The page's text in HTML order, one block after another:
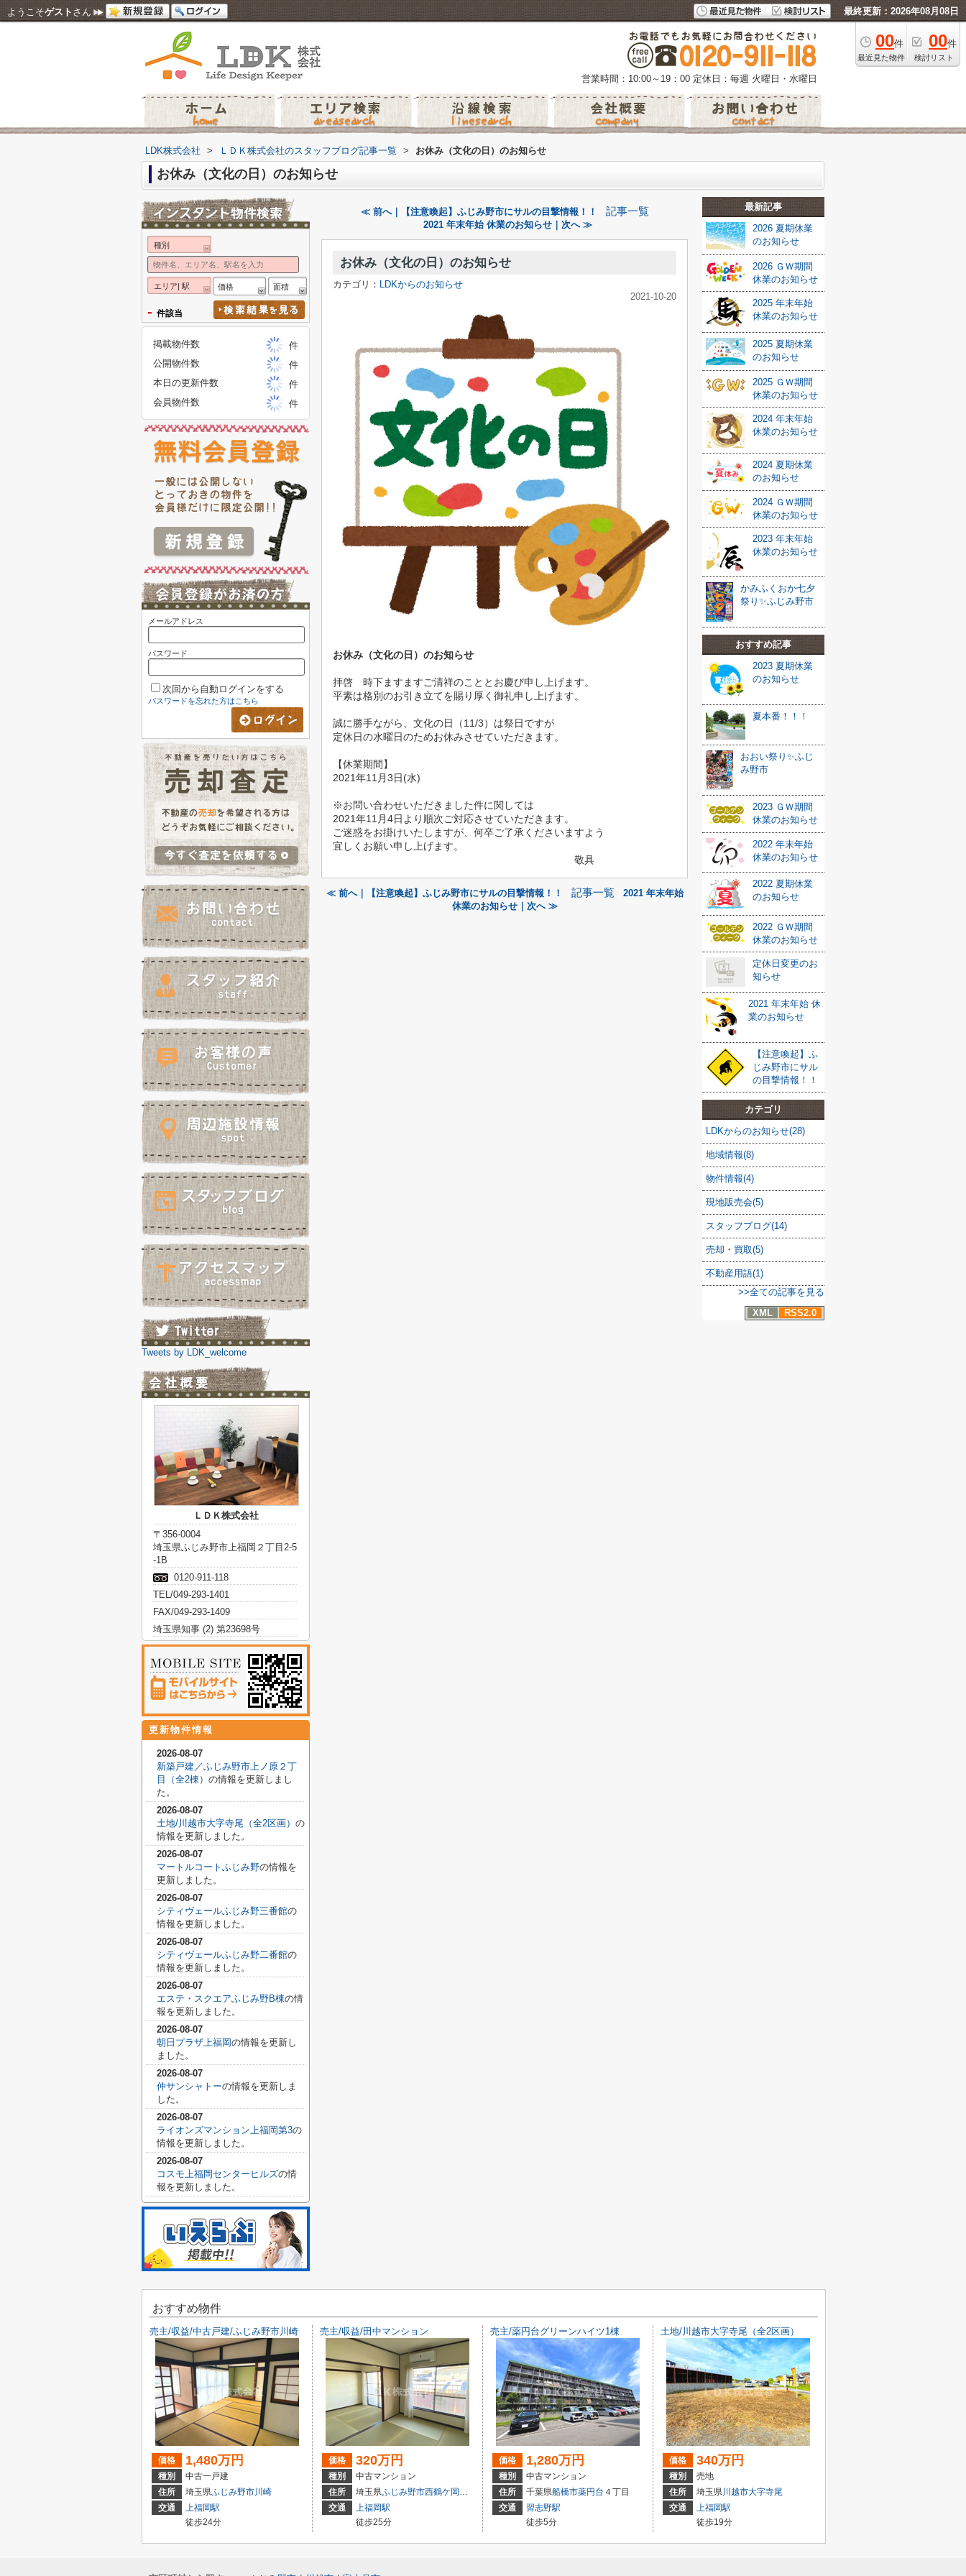
ようこそゲスト さん 最終更新：2026年08月08日
00件
最近見た物件
00件
検討リスト
営業時間：10:00～19：00 定休日：毎週 火曜日・水曜日
LDK株式会社 > ＬＤＫ株式会社のスタッフブログ記事一覧 > お休み（文化の日）のお知らせ
お休み（文化の日）のお知らせ
≪ 前へ｜【注意喚起】ふじみ野市にサルの目撃情報！！ 記事一覧
2021 年末年始 休業のお知らせ｜次へ ≫
お休み（文化の日）のお知らせ
カテゴリ： LDKからのお知らせ
2021-10-20
お休み（文化の日）のお知らせ
拝啓 時下ますますご清祥のこととお慶び申し上げます。
平素は格別のお引き立てを賜り厚く御礼申し上げます。
誠に勝手ながら、文化の日（11/3）は祭日ですが
定休日の水曜日のためお休みさせていただきます。
【休業期間】
2021年11月3日(水)
※お問い合わせいただきました件に関しては
2021年11月4日より順次ご対応させていただきます。
ご迷惑をお掛けいたしますが、何卒ご了承くださいますよう
宜しくお願い申し上げます。
敬具
≪ 前へ｜【注意喚起】ふじみ野市にサルの目撃情報！！ 記事一覧
2021 年末年始
休業のお知らせ｜次へ ≫
最新記事
2026 夏期休業
のお知らせ
2026 ＧＷ期間
休業のお知らせ
2025 年末年始
休業のお知らせ
2025 夏期休業
のお知らせ
2025 ＧＷ期間
休業のお知らせ
2024 年末年始
休業のお知らせ
2024 夏期休業
のお知らせ
2024 ＧＷ期間
休業のお知らせ
2023 年末年始
休業のお知らせ
かみふくおか七夕
祭り✨ふじみ野市
おすすめ記事
2023 夏期休業
のお知らせ
夏本番！！！
おおい祭り✨ふじ
み野市
2023 ＧＷ期間
休業のお知らせ
2022 年末年始
休業のお知らせ
2022 夏期休業
のお知らせ
2022 ＧＷ期間
休業のお知らせ
定休日変更のお
知らせ
2021 年末年始 休
業のお知らせ
【注意喚起】ふ
じみ野市にサル
の目撃情報！！
カテゴリ
LDKからのお知らせ(28)
地域情報(8)
物件情報(4)
現地販売会(5)
スタッフブログ(14)
売却・買取(5)
不動産用語(1)
>>全ての記事を見る
XML
RSS2.0
種別
エリア| 駅 価格 面積
- 件該当
掲載物件数
件
公開物件数
件
本日の更新件数
件
会員物件数
件
メールアドレス
パスワード
次回から自動ログインをする
パスワードを忘れた方はこちら
Tweets by LDK_welcome
ＬＤＫ株式会社
〒356-0004
埼玉県ふじみ野市上福岡２丁目2-5
-1B
0120-911-118
TEL/049-293-1401
FAX/049-293-1409
埼玉県知事 (2) 第23698号
更新物件情報
2026-08-07
新築戸建／ふじみ野市上ノ原２丁
目（全2棟） の情報を更新しまし
た。
2026-08-07
土地/川越市大字寺尾（全2区画） の
情報を更新しました。
2026-08-07
マートルコートふじみ野の情報を
更新しました。
2026-08-07
シティヴェールふじみ野三番館の
情報を更新しました。
2026-08-07
シティヴェールふじみ野二番館の
情報を更新しました。
2026-08-07
エステ・スクエアふじみ野B棟の情
報を更新しました。
2026-08-07
朝日プラザ上福岡の情報を更新し
ました。
2026-08-07
仲サンシャトーの情報を更新しま
した。
2026-08-07
ライオンズマンション上福岡第3の
情報を更新しました。
2026-08-07
コスモ上福岡センターヒルズの情
報を更新しました。
おすすめ物件
売主/収益/中古戸建/ふじみ野市川崎
価格 1,480万円
種別
中古一戸建
住所
埼玉県ふじみ野市川崎
交通
上福岡駅
徒歩24分
売主/収益/田中マンション
価格 320万円
種別
中古マンション
住所
埼玉県ふじみ野市西鶴ケ岡 ２丁目
交通
上福岡駅
徒歩25分
売主/薬円台グリーンハイツ1棟
価格 1,280万円
種別
中古マンション
住所
千葉県船橋市薬円台 ４丁目
交通
習志野駅
徒歩5分
土地/川越市大字寺尾（全2区画）
価格 340万円
種別
売地
住所
埼玉県川越市大字寺尾
交通
上福岡駅
徒歩19分